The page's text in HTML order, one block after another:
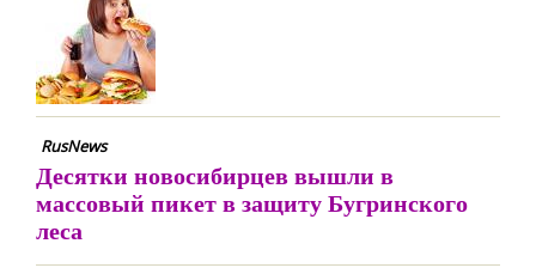
RusNews
Десятки новосибирцев вышли в
массовый пикет в защиту Бугринского
леса